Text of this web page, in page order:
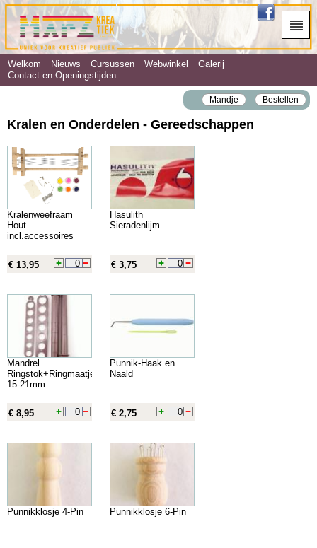
Welkom Nieuws Cursussen Webwinkel
Galerij
Contact en Openingstijden
Mandje Bestellen
Kralen en Onderdelen - Gereedschappen
Kralenweefraam
Hout
incl.accessoires
€ 13,95
Hasulith
Sieradenlijm
€ 3,75
Mandrel
Ringstok+Ringmaatje
15-21mm
€ 8,95
Punnik-Haak en
Naald
€ 2,75
Punnikklosje 4-Pin Punnikklosje 6-Pin